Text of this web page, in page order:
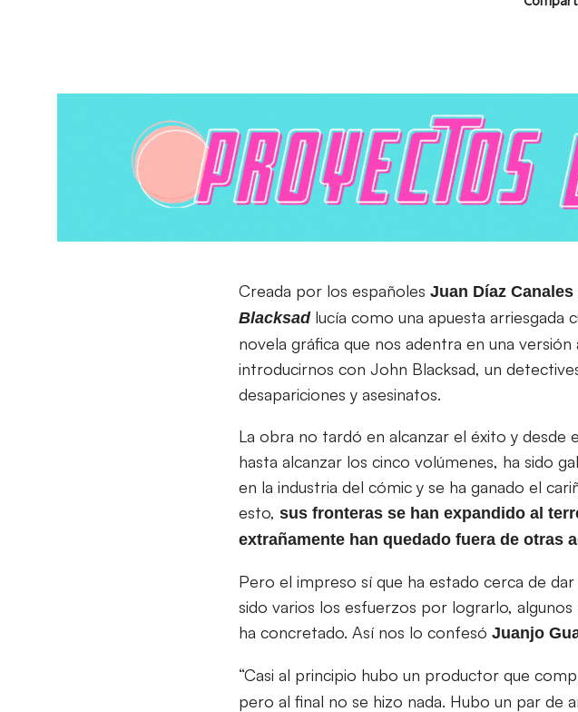
Creada por los españoles Juan Díaz Canales
Blacksad lucía como una apuesta arriesgada
novela gráfica que nos adentra en una
introducirnos con John Blacksad, un
desapariciones y asesinatos.
La obra no tardó en alcanzar el éxito y
hasta alcanzar los cinco volúmenes, ha sido
en la industria del cómic y se ha ganado el
esto, sus fronteras se han expandido al
extrañamente han quedado fuera de otras
Pero el impreso sí que ha estado cerca de
sido varios los esfuerzos por lograrlo,
ha concretado. Así nos lo confesó Juanjo
“Casi al principio hubo un productor que
pero al final no se hizo nada. Hubo un par de